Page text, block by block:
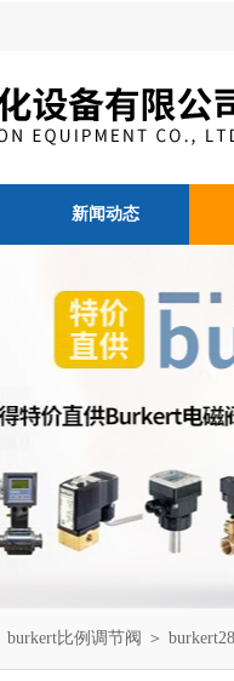
新闻动态
burkert比例调节阀 ＞